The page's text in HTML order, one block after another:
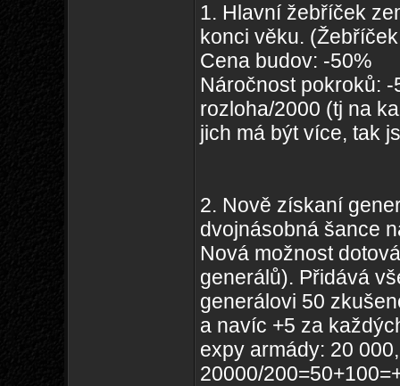
1. Hlavní žebříček
konci věku.
Cena budov: -50%
Náročnost pokroků:
rozloha/2000 (tj na
jich má být více, tak
2. Nově získaní
dvojnásobná šance
Nová možnost
generálů). Přidává
generálovi 50
a navíc +5 za
expy armády: 20
20000/